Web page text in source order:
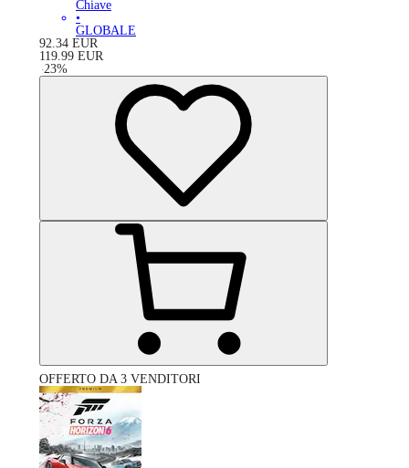
Chiave
•
GLOBALE
92.34 EUR
119.99 EUR
-23%
OFFERTO DA 3 VENDITORI